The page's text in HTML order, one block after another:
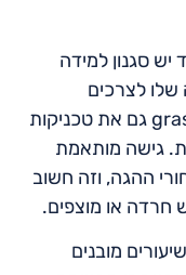
סגנון למידה
שלו לצרכים
הספציפיים שלך, ויוודא שאתה מב grasp גם את טכניקות
גישה מותאמת
ההגה, וזה חשוב
חרדה או מוצפים.
מובנים